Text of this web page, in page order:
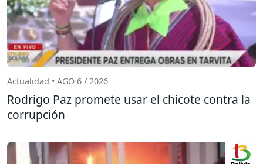
Actualidad • AGO 6 / 2026
Rodrigo Paz promete usar el chicote contra la
corrupción